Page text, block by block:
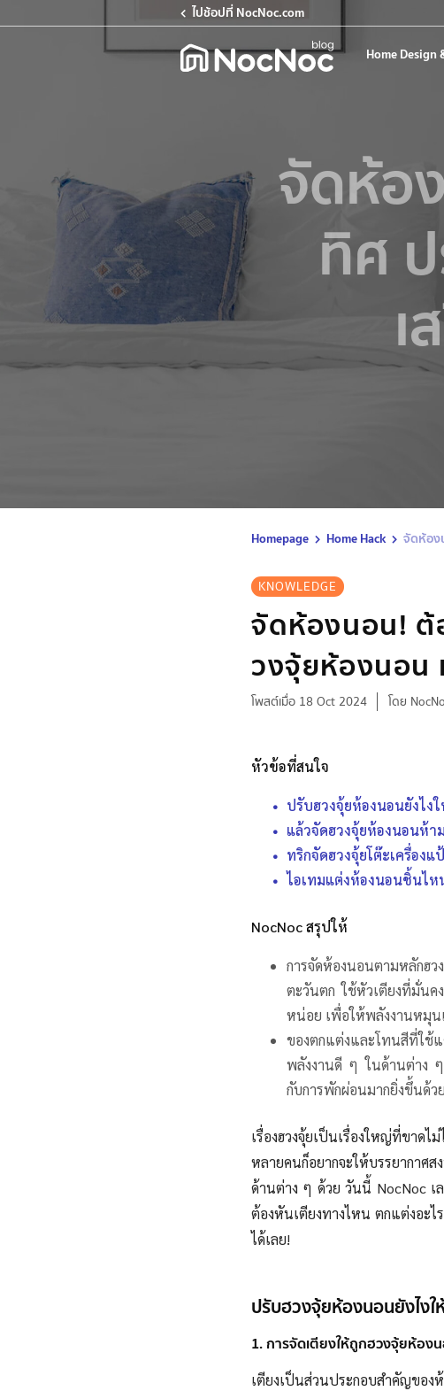
ไปช้อปที่ NocNoc.com
Home Design
จัดห้อ
ทิศ
Homepage Home Hack จัดห้อง
KNOWLEDGE
จัดห้องนอน!
วงจุ้ยห้องนอน
โพสต์เมื่อ 18 Oct 2024 โดย
หัวข้อที่สนใจ
ปรับฮวงจุ้ยห้องนอนยังไง
แล้วจัดฮวงจุ้ยห้องนอนห้า
ทริกจัดฮวงจุ้ยโต๊ะเครื่อง
ไอเทมแต่งห้องนอนชิ้นไห
NocNoc สรุปให้
การจัดห้องนอนตามหลักฮว
ตะวันตก ใช้หัวเตียงที่มั่นค
หน่อย เพื่อให้พลังงานหมุน
ของตกแต่งและโทนสีที่ใ
พลังงานดี ๆ ในด้านต่าง
กับการพักผ่อนมากยิ่งขึ้นด้วย
เรื่องฮวงจุ้ยเป็นเรื่องใหญ่ที่ขา
หลายคนก็อยากจะให้บรรยากา
ด้านต่าง ๆ ด้วย วันนี้ NocNoc เ
ต้องหันเตียงทางไหน ตกแต่งอะ
ได้เลย!
ปรับฮวงจุ้ยห้องนอนยังไง
1. การจัดเตียงให้ถูกฮวงจุ้ยห้อง
เตียงเป็นส่วนประกอบสำคัญของ